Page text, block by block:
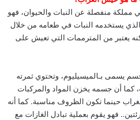
منفصلة عن النبات والحيوان، فهو
الذي يستخدمه النبات في طعامه من خلال
يعتبر من المترممات التي تعيش على
يسمى بـالميسيليوم، وتحتوي ثمرته
أن جسمه يخزن المواد والمركبات
حينما تكون الظروف مناسبة. كما أنه
فهو يقوم بعملية تبادل الغازات مع